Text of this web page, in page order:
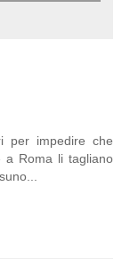
per impedire che
a Roma li tagliano